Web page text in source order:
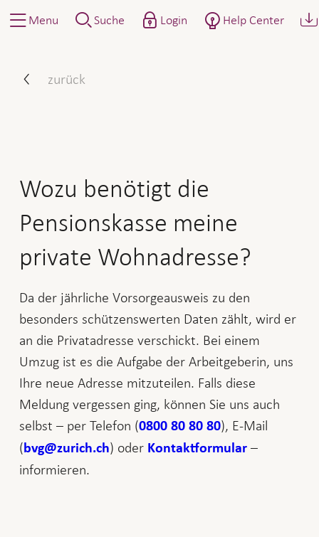
Menu Suche Login Help Center
zurück
Wozu benötigt die
Pensionskasse meine
private Wohnadresse?
Da der jährliche Vorsorgeausweis zu den
besonders schützenswerten Daten zählt, wird er
an die Privatadresse verschickt. Bei einem
Umzug ist es die Aufgabe der Arbeitgeberin, uns
Ihre neue Adresse mitzuteilen. Falls diese
Meldung vergessen ging, können Sie uns auch
selbst – per Telefon (0800 80 80 80), E-Mail
( bvg@zurich.ch) oder Kontaktformular–
informieren.